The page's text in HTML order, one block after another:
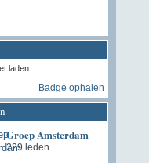
laden...
Badge ophalen
Groep Amsterdam
229 leden